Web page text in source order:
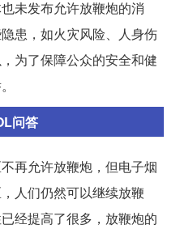
未发布允许放鞭炮的消
患，如火灾风险、人身伤
为了保障公众的安全和健
问答
再允许放鞭炮，但电子烟
人们仍然可以继续放鞭
经提高了很多，放鞭炮的